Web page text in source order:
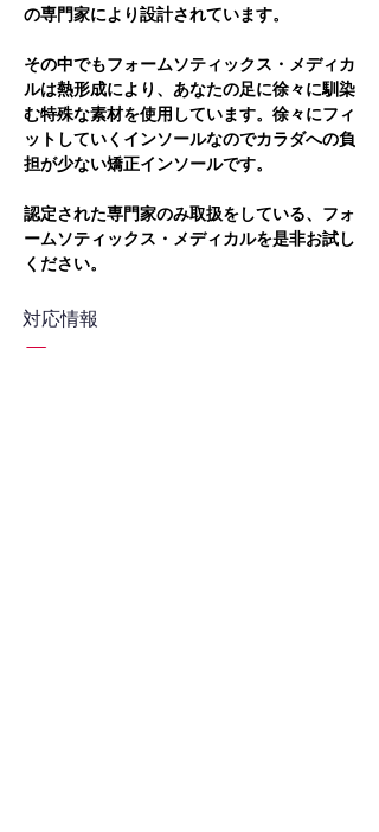
の専門家により設計されています。
その中でもフォームソティックス・メディカ
ルは熱形成により、あなたの足に徐々に馴染
む特殊な素材を使用しています。徐々にフィ
ットしていくインソールなのでカラダへの負
担が少ない矯正インソールです。
認定された専門家のみ取扱をしている、フォ
ームソティックス・メディカルを是非お試し
ください。
対応情報